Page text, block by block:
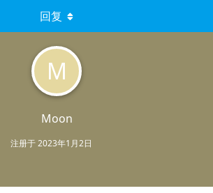
M
Moon
注册于2023年1月2日
回复